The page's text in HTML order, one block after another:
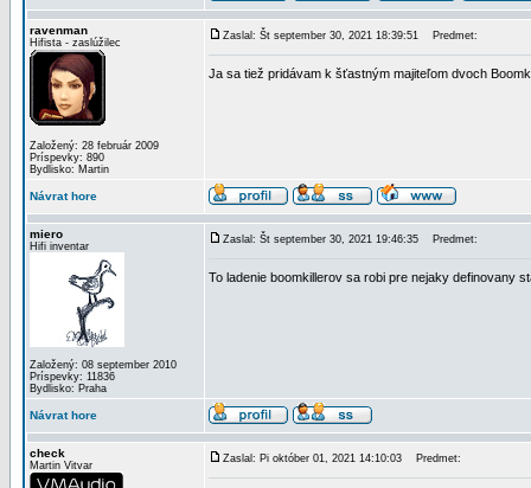
ravenman
Hifista - zaslúžilec
Založený: 28 február 2009
Príspevky: 890
Bydlisko: Martin
Zaslal: Št september 30, 2021 18:39:51 Predmet:
Ja sa tiež pridávam k šťastným majiteľom dvoch
Návrat hore
miero
Hifi inventar
Založený: 08 september 2010
Príspevky: 11836
Bydlisko: Praha
Zaslal: Št september 30, 2021 19:46:35 Predmet:
To ladenie boomkillerov sa robi pre nejaky definovany
Návrat hore
check
Martin Vitvar
Zaslal: Pi október 01, 2021 14:10:03 Predmet: